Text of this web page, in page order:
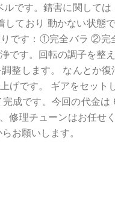
です。錆害に関して
ており 動かない状態
です：①完全バラ ②
です。回転の調子を整
整します。 なんとか
げです。 ギアをセット
成です。今回の代金は
修理チューンはお任せ
お願いします。